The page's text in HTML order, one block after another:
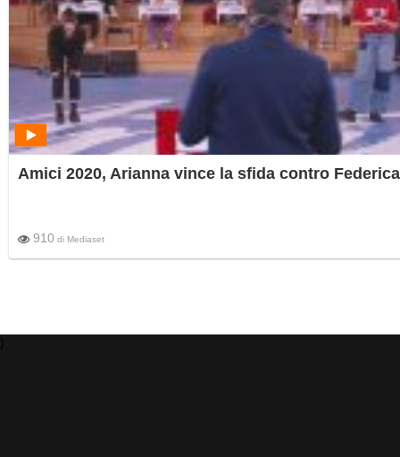
Amici 2020, Arianna vince la sfida contro Federica
910 di Mediaset